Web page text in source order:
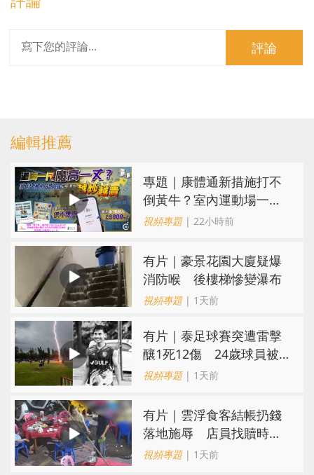
評論
編輯推薦
專題｜康體通新措施打不
倒黃牛？室內運動場一場
難求越炒越貴
視頻專題| 22小時前
有片｜豪景花園大廈疑爆
消防喉 後樓梯慘變瀑布
視頻專題| 1天前
有片｜泰足球賽突遭雷擊
釀1死12傷 24歲球員被
閃電劈中亡
視頻專題| 1天前
​有片｜雲浮食客結帳扔錢
落地施辱 店員找贖時還
施彼身獲老闆肯定
視頻專題| 1天前